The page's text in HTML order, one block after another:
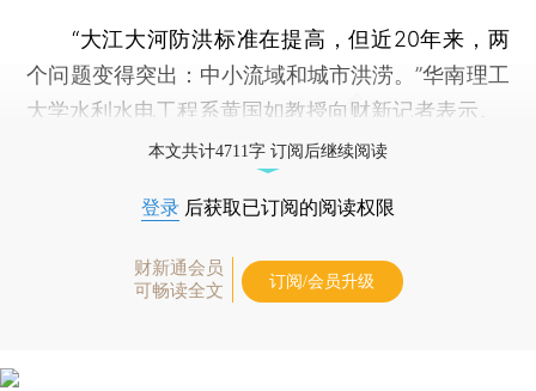
“大江大河防洪标准在提高，但近20年来，两
个问题变得突出：中小流域和城市洪涝。”华南理工
大学水利水电工程系黄国如教授向财新记者表示。
本文共计4711字 订阅后继续阅读
登录 后获取已订阅的阅读权限
财新通会员
可畅读全文
订阅/会员升级